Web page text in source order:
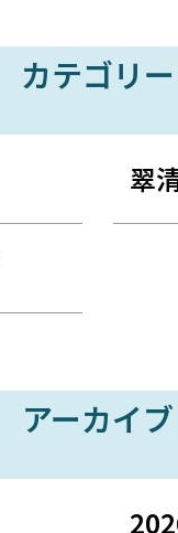
カテゴリー
翠
アーカイブ